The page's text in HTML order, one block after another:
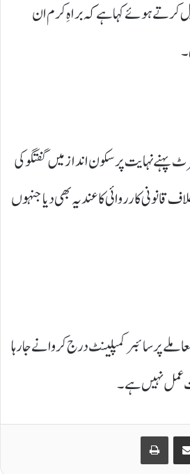
کرتے ہوئے کہا ہے کہ براہِ کرم ان
پہنے نہایت پرسکون انداز میں گفتگو کی
قانونی کارروائی کا عندیہ بھی دیا جنہوں
پر سائبر کمپلینٹ درج کروانے جا رہا
عمل نہیں ہے۔
Share via Email
Print